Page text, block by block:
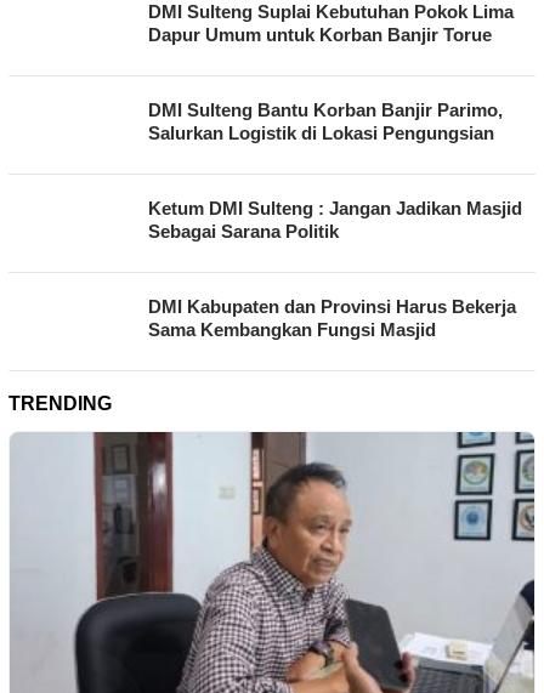
DMI Sulteng Suplai Kebutuhan Pokok Lima
Dapur Umum untuk Korban Banjir Torue
DMI Sulteng Bantu Korban Banjir Parimo,
Salurkan Logistik di Lokasi Pengungsian
Ketum DMI Sulteng : Jangan Jadikan Masjid
Sebagai Sarana Politik
DMI Kabupaten dan Provinsi Harus Bekerja
Sama Kembangkan Fungsi Masjid
TRENDING